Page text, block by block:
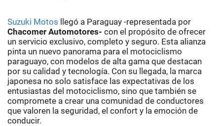
Suzuki Motos llegó a Paraguay -representada por
Chacomer Automotores- con el propósito de ofrecer
un servicio exclusivo, completo y seguro. Esta alianza
pinta un nuevo panorama para el motociclismo
paraguayo, con modelos de alta gama que destacan
por su calidad y tecnología. Con su llegada, la marca
japonesa no solo satisface las expectativas de los
entusiastas del motociclismo, sino que también se
compromete a crear una comunidad de conductores
que valoren la seguridad, el confort y la emoción de
conducir.